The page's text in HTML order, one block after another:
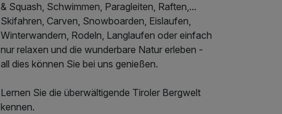
& Squash, Schwimmen, Paragleiten, Raften,...
Skifahren, Carven, Snowboarden, Eislaufen,
Winterwandern, Rodeln, Langlaufen oder einfach
nur relaxen und die wunderbare Natur erleben -
all dies können Sie bei uns genießen.
Lernen Sie die überwältigende Tiroler Bergwelt
kennen.